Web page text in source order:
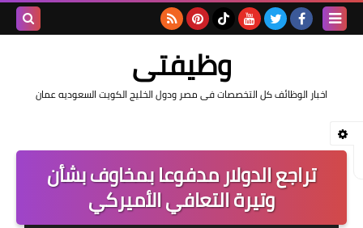
وظيفتى
اخبار الوظائف كل التخصصات فى مصر ودول الخليج الكويت السعوديه عمان
تراجع الدولار مدفوعا بمخاوف بشأن
وتيرة التعافي الأميركي